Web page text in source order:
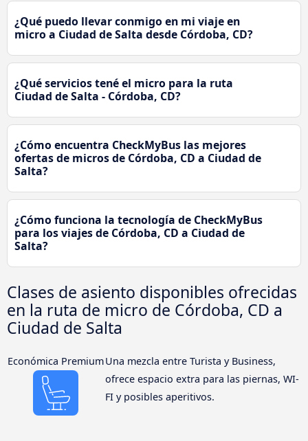
¿Qué puedo llevar conmigo en mi viaje en
micro a Ciudad de Salta desde Córdoba, CD?
¿Qué servicios tené el micro para la ruta
Ciudad de Salta - Córdoba, CD?
¿Cómo encuentra CheckMyBus las mejores
ofertas de micros de Córdoba, CD a Ciudad de
Salta?
¿Cómo funciona la tecnología de CheckMyBus
para los viajes de Córdoba, CD a Ciudad de
Salta?
Clases de asiento disponibles ofrecidas
en la ruta de micro de Córdoba, CD a
Ciudad de Salta
Económica PremiumUna mezcla entre Turista y Business,
ofrece espacio extra para las piernas, WI-
FI y posibles aperitivos.